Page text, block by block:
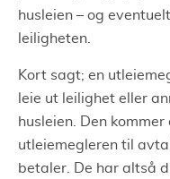
husleien – og
leiligheten.
Kort sagt; en
leie ut leilighet eller
husleien. Den
utleiemegleren til
betaler. De har altså